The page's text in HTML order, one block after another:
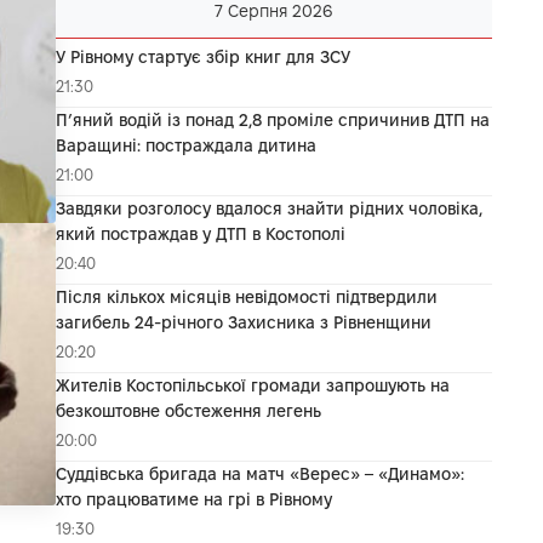
7 Серпня 2026
У Рівному стартує збір книг для ЗСУ
21:30
П’яний водій із понад 2,8 проміле спричинив ДТП на
Варащині: постраждала дитина
21:00
Завдяки розголосу вдалося знайти рідних чоловіка,
який постраждав у ДТП в Костополі
20:40
Після кількох місяців невідомості підтвердили
загибель 24-річного Захисника з Рівненщини
20:20
Жителів Костопільської громади запрошують на
безкоштовне обстеження легень
20:00
Суддівська бригада на матч «Верес» – «Динамо»:
хто працюватиме на грі в Рівному
19:30